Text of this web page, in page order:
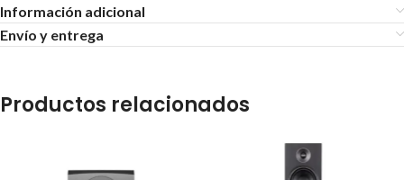
Información adicional
Envío y entrega
Productos relacionados